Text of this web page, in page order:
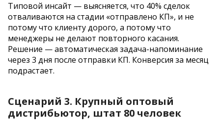
Типовой инсайт — выясняется, что 40% сделок
отваливаются на стадии «отправлено КП», и не
потому что клиенту дорого, а потому что
менеджеры не делают повторного касания.
Решение — автоматическая задача-напоминание
через 3 дня после отправки КП. Конверсия за месяц
подрастает.
Сценарий 3. Крупный оптовый
дистрибьютор, штат 80 человек